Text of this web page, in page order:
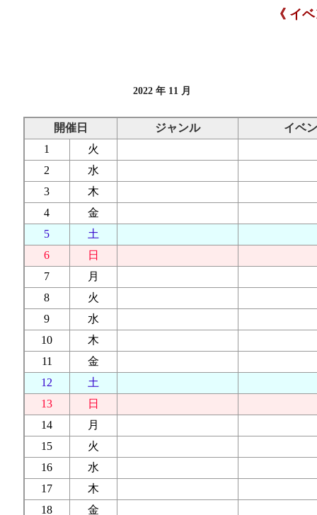
《 イ
2022 年 11 月
開催日 ジャンル
イベ
1
火
2
水
3
木
4
金
5
土
6
日
7
月
8
火
9
水
10
木
11
金
12
土
13
日
14
月
15
火
16
水
17
木
18
金